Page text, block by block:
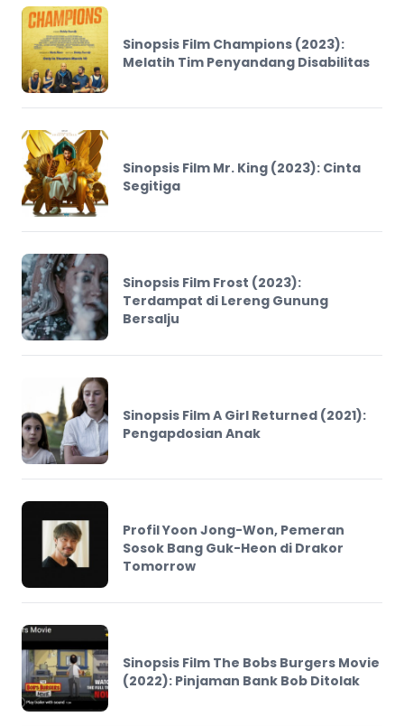
Sinopsis Film Champions (2023):
Melatih Tim Penyandang Disabilitas
Sinopsis Film Mr. King (2023): Cinta
Segitiga
Sinopsis Film Frost (2023):
Terdampat di Lereng Gunung
Bersalju
Sinopsis Film A Girl Returned (2021):
Pengapdosian Anak
Profil Yoon Jong-Won, Pemeran
Sosok Bang Guk-Heon di Drakor
Tomorrow
Sinopsis Film The Bobs Burgers Movie
(2022): Pinjaman Bank Bob Ditolak